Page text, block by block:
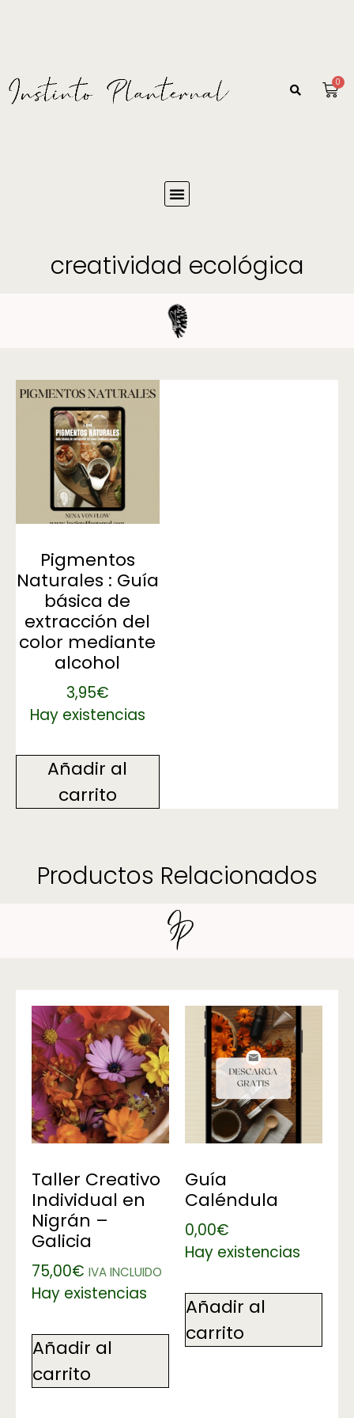
0
creatividad ecológica
Pigmentos
Naturales : Guía
básica de
extracción del
color mediante
alcohol
3,95€
Hay existencias
Añadir al
carrito
Productos Relacionados
Taller Creativo
Individual en
Nigrán –
Galicia
75,00€ IVA INCLUIDO
Hay existencias
Añadir al
carrito
Guía
Caléndula
0,00€
Hay existencias
Añadir al
carrito